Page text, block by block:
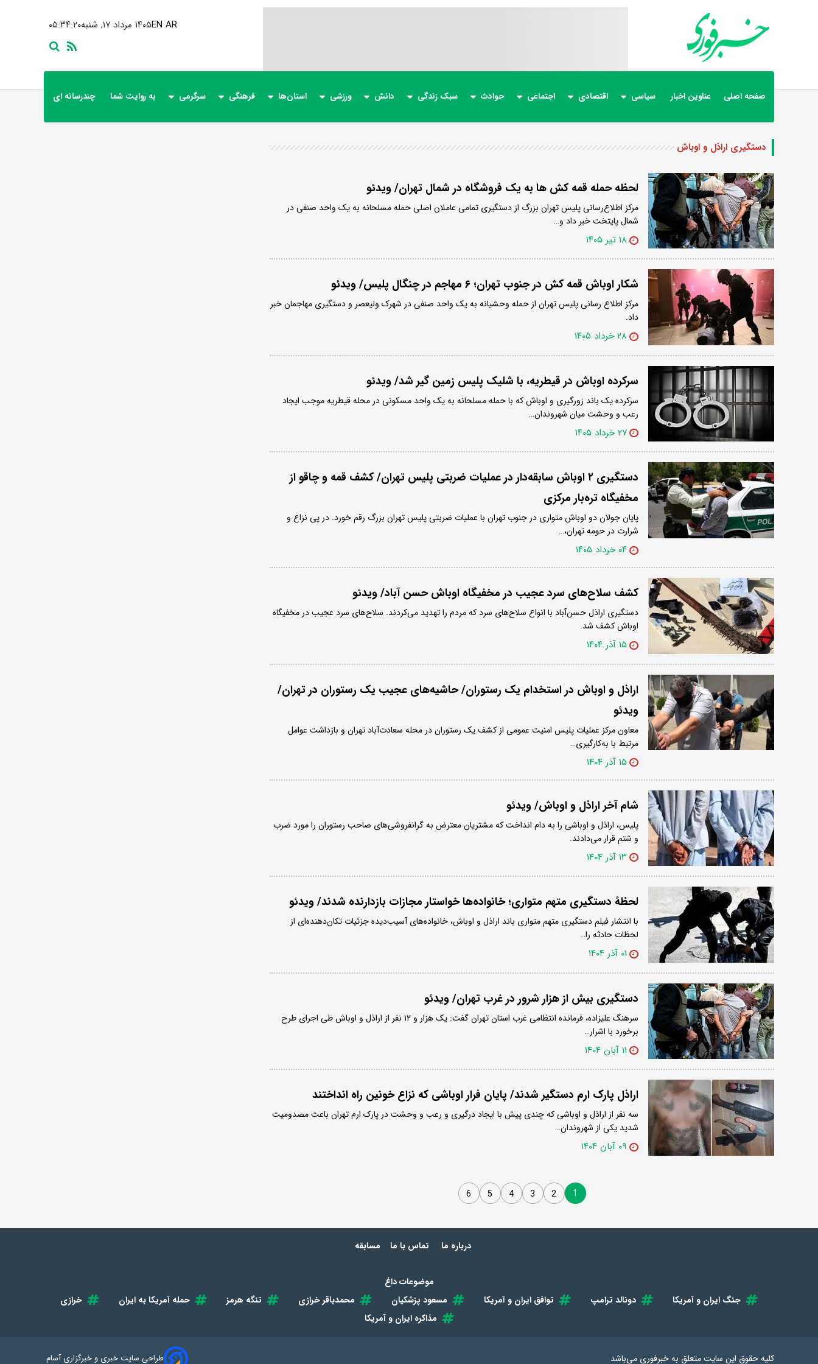
۰۵:۳۴:۲۰ ۱۴۰۵ مرداد ۱۷, شنبهEN AR
صفحه اصلی عناوین اخبار سیاسی اقتصادی اجتماعی حوادث سبک زندگی دانش ورزشی استان‌ها فرهنگی سرگرمی به روایت شما چندرسانه ای
دستگیری اراذل و اوباش
لحظه حمله قمه کش ها به یک فروشگاه در شمال تهران/ ویدئو
مرکز اطلاع‌رسانی پلیس تهران بزرگ از دستگیری تمامی عاملان اصلی حمله مسلحانه به یک واحد صنفی در
شمال پایتخت خبر داد و…
۱۸ تیر ۱۴۰۵
شکار اوباش قمه کش در جنوب تهران؛ ۶ مهاجم در چنگال پلیس/ ویدئو
مرکز اطلاع رسانی پلیس تهران از حمله وحشیانه به یک واحد صنفی در شهرک ولیعصر و دستگیری مهاجمان خبر
داد.
۲۸ خرداد ۱۴۰۵
سرکرده اوباش در قیطریه، با شلیک پلیس زمین گیر شد/ ویدئو
سرکرده یک باند زورگیری و اوباش که با حمله مسلحانه به یک واحد مسکونی در محله قیطریه موجب ایجاد
رعب و وحشت میان شهروندان…
۲۷ خرداد ۱۴۰۵
دستگیری ۲ اوباش سابقه‌دار در عملیات ضربتی پلیس تهران/ کشف قمه و چاقو از
مخفیگاه تره‌بار مرکزی
پایان جولان دو اوباش متواری در جنوب تهران با عملیات ضربتی پلیس تهران بزرگ رقم خورد. در پی نزاع و
شرارت در حومه تهران،…
۰۴ خرداد ۱۴۰۵
کشف سلاح‌های سرد عجیب در مخفیگاه اوباش حسن آباد/ ویدئو
دستگیری اراذل حسن‌آباد با انواع سلاح‌های سرد که مردم را تهدید می‌کردند. سلاح‌های سرد عجیب در مخفیگاه
اوباش کشف شد.
۱۵ آذر ۱۴۰۴
اراذل و اوباش در استخدام یک رستوران/ حاشیه‌های عجیب یک رستوران در تهران/
ویدئو
معاون مرکز عملیات پلیس امنیت عمومی از کشف یک رستوران در محله سعادت‌آباد تهران و بازداشت عوامل
مرتبط با به‌کارگیری…
۱۵ آذر ۱۴۰۴
شام آخر اراذل و اوباش/ ویدئو
پلیس، اراذل و اوباشی را به دام انداخت که مشتریان معترض به‌ گرانفروشی‌های صاحب رستوران را مورد ضرب
و شتم قرار می‌دادند.
۱۳ آذر ۱۴۰۴
لحظهٔ دستگیری متهم متواری؛ خانواده‌ها خواستار مجازات بازدارنده شدند/ ویدئو
با انتشار فیلم دستگیری متهم متواری باند اراذل و اوباش، خانواده‌های آسیب‌دیده جزئیات تکان‌دهنده‌ای از
لحظات حادثه را…
۰۱ آذر ۱۴۰۴
دستگیری بیش از هزار شرور در غرب تهران/ ویدئو
سرهنگ علیزاده، فرمانده انتظامی غرب استان تهران گفت: یک هزار و ۱۲ نفر از اراذل و اوباش طی اجرای طرح
برخورد با اشرار…
۱۱ آبان ۱۴۰۴
اراذل پارک ارم دستگیر شدند/ پایان فرار اوباشی که نزاع خونین راه انداختند
سه نفر از اراذل و اوباشی که چندی پیش با ایجاد درگیری و رعب و وحشت در پارک ارم تهران باعث مصدومیت
شدید یکی از شهروندان…
۰۹ آبان ۱۴۰۴
1
2
3
4
5
6
درباره ما تماس با ما مسابقه
موضوعات داغ
جنگ ایران و آمریکا
دونالد ترامپ توافق ایران و آمریکا مسعود پزشکیان محمدباقر خرازی تنگه هرمز حمله آمریکا به ایران
خرازی
مذاکره ایران و آمریکا
کلیه حقوق این سایت متعلق بهخبرفوری می‌باشد طراحی سایت خبری و خبرگزاری آسام